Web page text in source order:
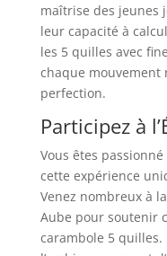
maîtrise des jeunes
leur capacité à
les 5 quilles avec
chaque
perfection.
Participez à
Vous êtes
cette expérience
Venez nombreux à
Aube pour soutenir
carambole 5 quilles.